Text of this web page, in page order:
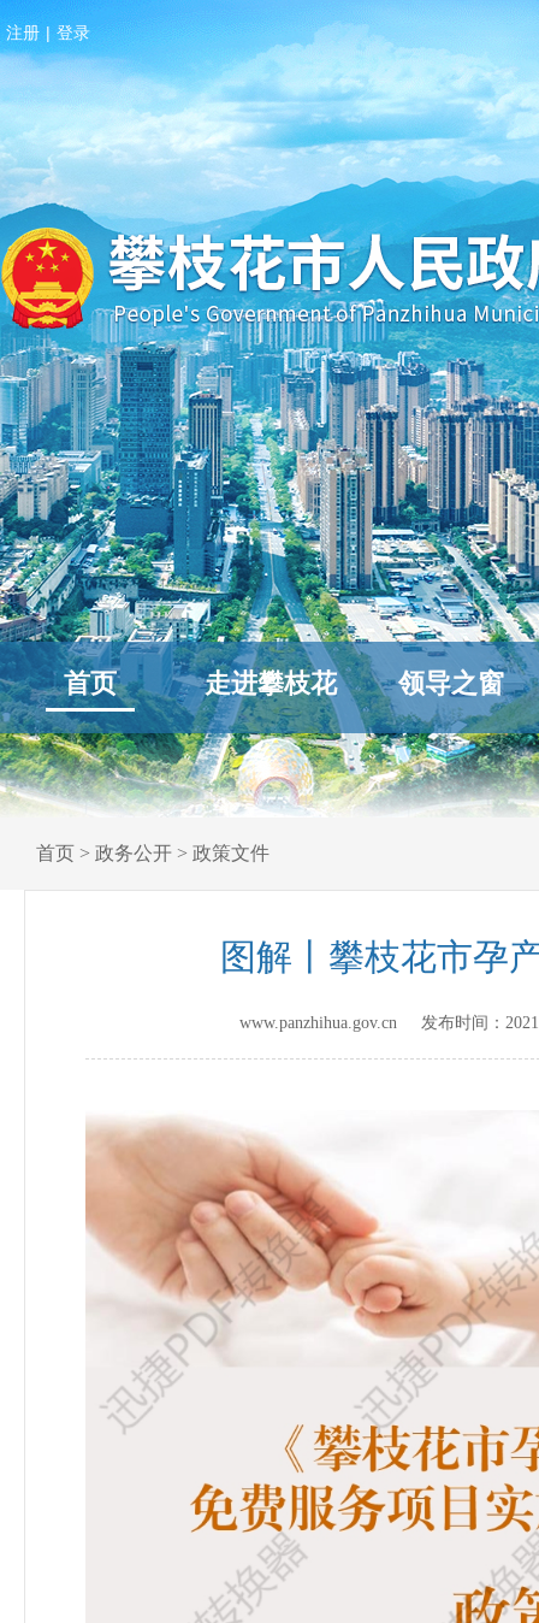
注册 | 登录
首页 走进攀枝花 领导之窗
首页 > 政务公开 > 政策文件
图解丨攀枝花市孕
www.panzhihua.gov.cn 发布时间：